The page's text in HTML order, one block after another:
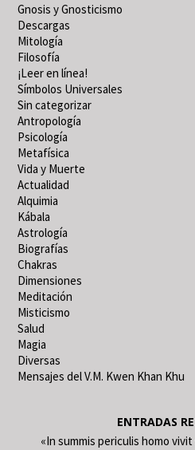
Gnosis y Gnosticismo
Descargas
Mitología
Filosofía
¡Leer en línea!
Símbolos Universales
Sin categorizar
Antropología
Psicología
Metafísica
Vida y Muerte
Actualidad
Alquimia
Kábala
Astrología
Biografías
Chakras
Dimensiones
Meditación
Misticismo
Salud
Magia
Diversas
Mensajes del V.M. Kwen Khan Khu
ENTRADAS
«In summis periculis homo